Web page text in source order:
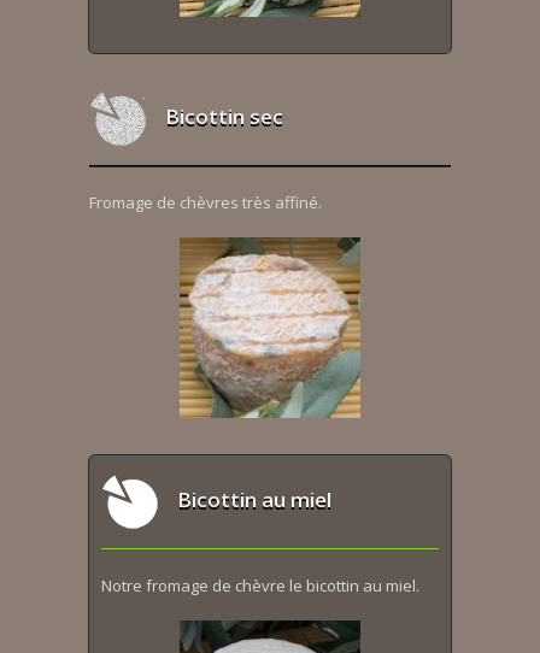
Bicottin sec
Fromage de chèvres très affiné.
Bicottin au miel
Notre fromage de chèvre le bicottin au miel.